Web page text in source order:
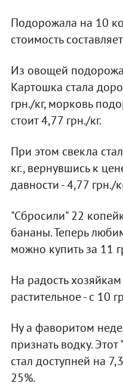
Подорожала на 10
стоимость
Из овощей
Картошка стала
грн./кг, морковь
стоит 4,77 грн./кг.
При этом свекла
кг., вернувшись к
давности - 4,77 грн./
"Сбросили" 22
бананы. Теперь
можно купить за 11
На радость
растительное - с 10
Ну а фаворитом
признать водку.
стал доступней на
25%.